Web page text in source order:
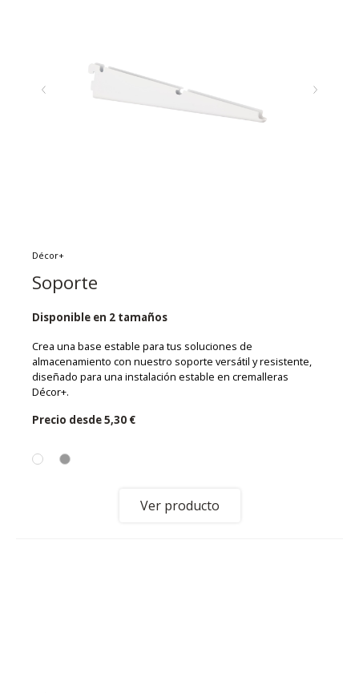
Décor+
Soporte
Disponible en 2 tamaños
Crea una base estable para tus soluciones de
almacenamiento con nuestro soporte versátil y resistente,
diseñado para una instalación estable en cremalleras
Décor+.
Precio desde5,30 €
Ver producto